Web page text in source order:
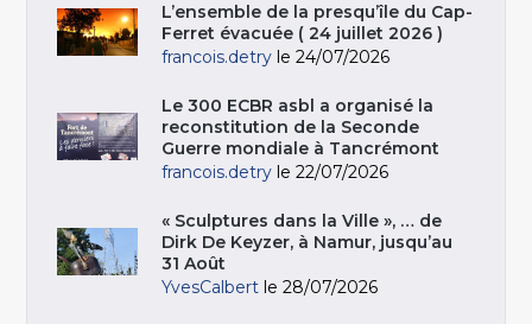
L’ensemble de la presqu’île du Cap-
Ferret évacuée ( 24 juillet 2026 )
francois.detry le 24/07/2026
Le 300 ECBR asbl a organisé la
reconstitution de la Seconde
Guerre mondiale à Tancrémont
francois.detry le 22/07/2026
« Sculptures dans la Ville », … de
Dirk De Keyzer, à Namur, jusqu’au
31 Août
YvesCalbert le 28/07/2026